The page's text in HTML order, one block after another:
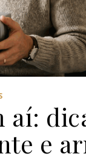
aí:
e